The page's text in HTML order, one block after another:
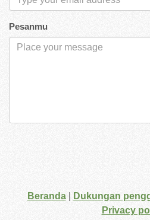
Pesanmu
Beranda| Dukungan
Privacy